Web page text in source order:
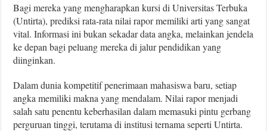
Bagi mereka yang mengharapkan kursi di Universitas Terbuka
(Untirta), prediksi rata-rata nilai rapor memiliki arti yang sangat
vital. Informasi ini bukan sekadar data angka, melainkan jendela
ke depan bagi peluang mereka di jalur pendidikan yang
diinginkan.
Dalam dunia kompetitif penerimaan mahasiswa baru, setiap
angka memiliki makna yang mendalam. Nilai rapor menjadi
salah satu penentu keberhasilan dalam memasuki pintu gerbang
perguruan tinggi, terutama di institusi ternama seperti Untirta.